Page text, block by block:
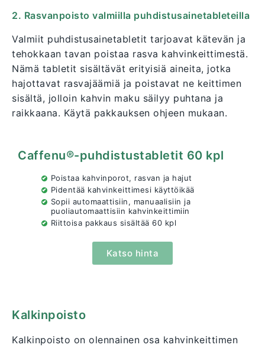
2. Rasvanpoisto valmiilla puhdistusainetableteilla
Valmiit puhdistusainetabletit tarjoavat kätevän ja
tehokkaan tavan poistaa rasva kahvinkeittimestä.
Nämä tabletit sisältävät erityisiä aineita, jotka
hajottavat rasvajäämiä ja poistavat ne keittimen
sisältä, jolloin kahvin maku säilyy puhtana ja
raikkaana. Käytä pakkauksen ohjeen mukaan.
Caffenu®-puhdistustabletit 60 kpl
Poistaa kahvinporot, rasvan ja hajut
Pidentää kahvinkeittimesi käyttöikää
Sopii automaattisiin, manuaalisiin ja
puoliautomaattisiin kahvinkeittimiin
Riittoisa pakkaus sisältää 60 kpl
Katso hinta
Kalkinpoisto
Kalkinpoisto on olennainen osa kahvinkeittimen